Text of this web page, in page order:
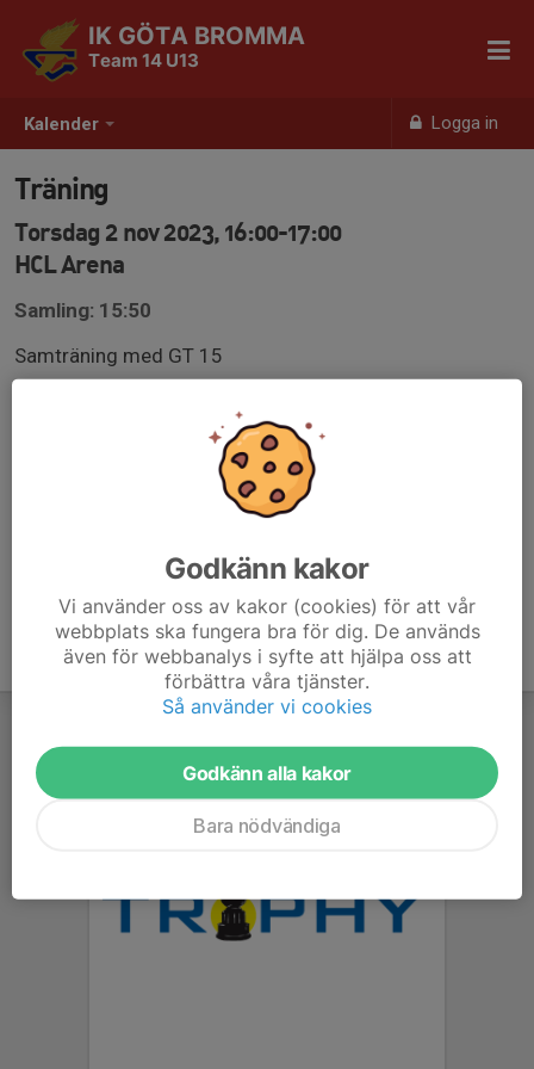
Kalender Logga in
IK GÖTA BROMMA
Team 14 U13
Träning
Torsdag 2 nov 2023, 16:00-17:00
HCL Arena
Samling: 15:50
Samträning med GT 15
Godkänn kakor
Vi använder oss av kakor (cookies) för att vår
webbplats ska fungera bra för dig. De används
även för webbanalys i syfte att hjälpa oss att
förbättra våra tjänster.
Så använder vi cookies
Godkänn alla kakor
Bara nödvändiga